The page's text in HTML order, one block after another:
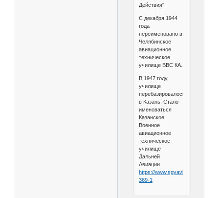
Действия".
С декабря 1944
года
переименовано в
Челябинское
авиационное
техническое
училище ВВС КА.
В 1947 году
училище
перебазировалось
в Казань. Стало
именоваться
Казанское
Военное
авиационное
техническое
училище
Дальней
Авиации.
https://www.sgvavia.ru/forum/
369-1